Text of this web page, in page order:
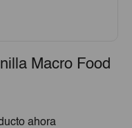
Macro Food
ahora